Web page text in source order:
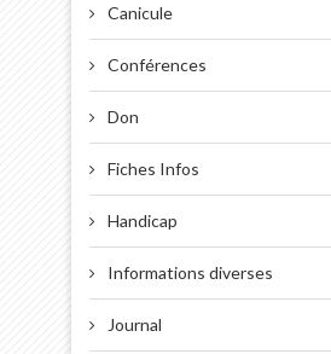
Canicule
Conférences
Don
Fiches Infos
Handicap
Informations diverses
Journal